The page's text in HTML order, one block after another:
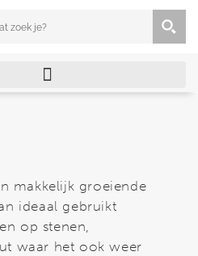
makkelijk groeiende
ideaal gebruikt
op stenen,
waar het ook weer